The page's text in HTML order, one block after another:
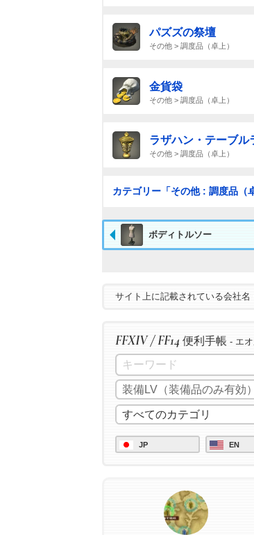
パズズの祭壇
その他 > 調度品（卓上）
金貨袋
その他 > 調度品（卓上）
ラザハン・テーブル
その他 > 調度品（卓上）
カテゴリー「その他 : 調度品（
ボディトルソー
サイト上に記載されている会社名
FFXIV / FF14 便利手帳 - エ
JP EN